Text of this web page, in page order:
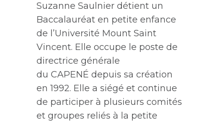
Suzanne Saulnier détient un
Baccalauréat en petite enfance
de l’Université Mount Saint
Vincent. Elle occupe le poste de
directrice générale
du CAPENÉ depuis sa création
en 1992. Elle a siégé et continue
de participer à plusieurs comités
et groupes reliés à la petite